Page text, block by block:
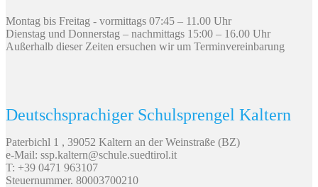
Montag bis Freitag - vormittags 07:45 – 11.00 Uhr
Dienstag und Donnerstag – nachmittags 15:00 – 16.00 Uhr
Außerhalb dieser Zeiten ersuchen wir um Terminvereinbarung
Deutschsprachiger Schulsprengel Kaltern
Paterbichl 1 , 39052 Kaltern an der Weinstraße (BZ)
e-Mail: ssp.kaltern@schule.suedtirol.it
T: +39 0471 963107
Steuernummer. 80003700210